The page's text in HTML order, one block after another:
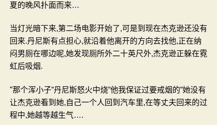
夏的晚风扑面而来…
当灯光暗下来,第二场电影开始了,可是到现在杰克逊还没有
回来.丹尼斯有点担心,就沿着他离开的方向去找他,正在纳
闷男厕在哪边呢,她发现厕所外二十英尺外,杰克逊正躲在霓
虹后吸烟.
“那个浑小子”丹尼斯怒火中烧”他我保证过要戒烟的”她没有
让杰克逊看到她,自己一个人回到汽车里,在等丈夫回来的过
程中,她越等越生气….